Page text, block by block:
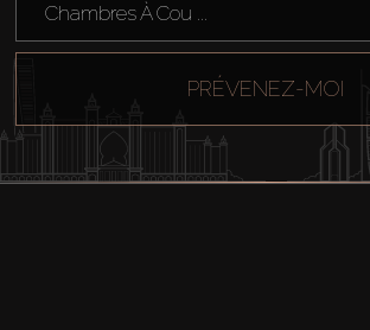
Chambres À Cou ...
PRÉVENEZ-MOI